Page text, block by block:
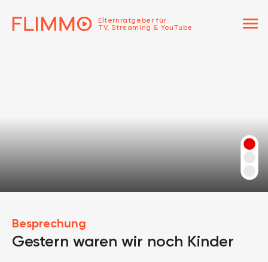
Elternratgeber für
TV, Streaming & YouTube
menu
Besprechung
Gestern waren wir noch Kinder